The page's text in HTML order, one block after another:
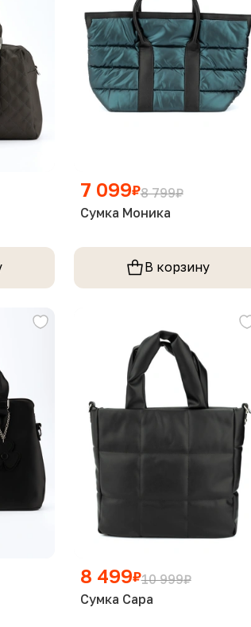
7 099₽8 799₽
Сумка Моника
В корзину
8 499₽10 999₽
Сумка Сара